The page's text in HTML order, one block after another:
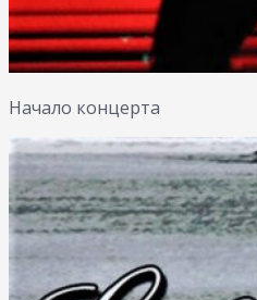
Начало концерта